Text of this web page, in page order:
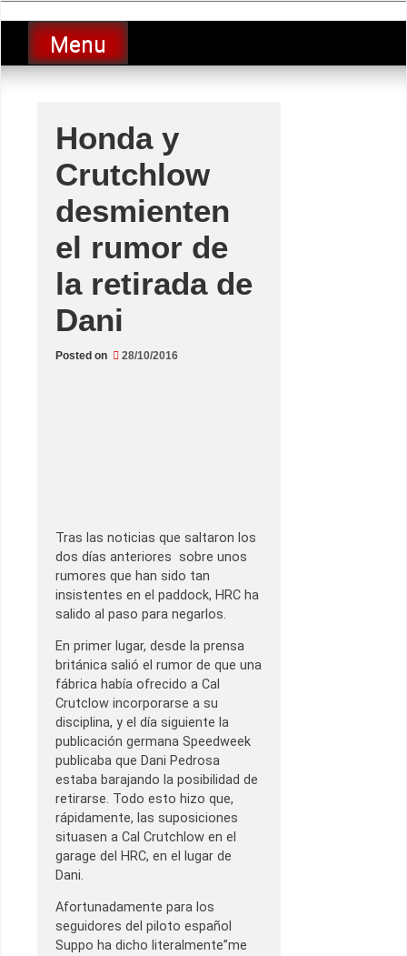
to
contentLucio Lopez GP
luciolopezgp
Menu
Honda y
Crutchlow
desmienten
el rumor de
la retirada de
Dani
Posted on 28/10/2016
Tras las noticias que saltaron los
dos días anteriores sobre unos
rumores que han sido tan
insistentes en el paddock, HRC ha
salido al paso para negarlos.
En primer lugar, desde la prensa
británica salió el rumor de que una
fábrica había ofrecido a Cal
Crutclow incorporarse a su
disciplina, y el día siguiente la
publicación germana Speedweek
publicaba que Dani Pedrosa
estaba barajando la posibilidad de
retirarse. Todo esto hizo que,
rápidamente, las suposiciones
situasen a Cal Crutchlow en el
garage del HRC, en el lugar de
Dani.
Afortunadamente para los
seguidores del piloto español
Suppo ha dicho literalmente”me